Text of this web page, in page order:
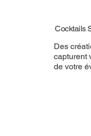
Cocktails
Des
capturent
de votre